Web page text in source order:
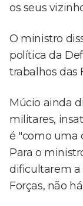
os seus
O ministro
política da
trabalhos das
Múcio ainda
militares,
é "como uma
Para o
dificultarem a
Forças, não